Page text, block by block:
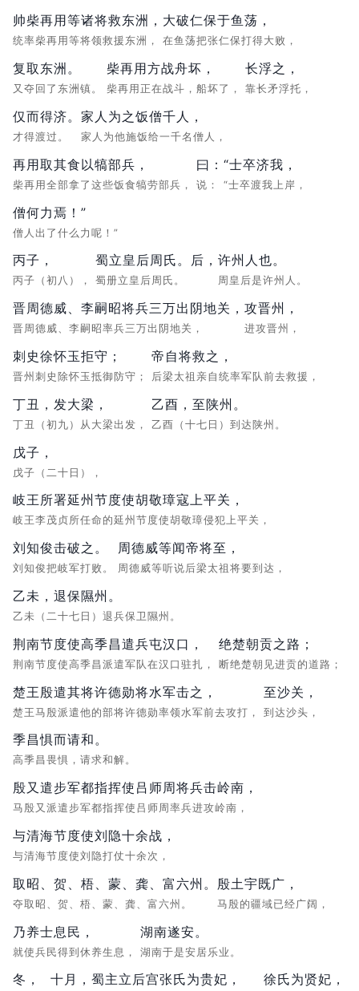
帅柴再用等诸将救东洲，
统率柴再用等将领救援东洲，
大破仁保于鱼荡，
在鱼荡把张仁保打得大败，
复取东洲。
又夺回了东洲镇。
柴再用方战舟坏，
柴再用正在战斗，船坏了，
长浮之，
靠长矛浮托，
仅而得济。
才得渡过。
家人为之饭僧千人，
家人为他施饭给一千名僧人，
再用取其食以犒部兵，
柴再用全部拿了这些饭食犒劳部兵，
曰：
说：
“士卒济我，
“士卒渡我上岸，
僧何力焉！”
僧人出了什么力呢！”
丙子，
丙子（初八），
蜀立皇后周氏。后，
蜀册立皇后周氏。
许州人也。
周皇后是许州人。
晋周德威、李嗣昭将兵三万出阴地关，
晋周德威、李嗣昭率兵三万出阴地关，
攻晋州，
进攻晋州，
刺史徐怀玉拒守；
晋州刺史除怀玉抵御防守；
帝自将救之，
后梁太祖亲自统率军队前去救援，
丁丑，发大梁，
丁丑（初九）从大梁出发，
乙酉，至陕州。
乙酉（十七日）到达陕州。
戊子，
戊子（二十日），
岐王所署延州节度使胡敬璋寇上平关，
岐王李茂贞所任命的延州节度使胡敬璋侵犯上平关，
刘知俊击破之。
刘知俊把岐军打败。
周德威等闻帝将至，
周德威等听说后梁太祖将要到达，
乙未，退保隰州。
乙未（二十七日）退兵保卫隰州。
荆南节度使高季昌遣兵屯汉口，
荆南节度使高季昌派遣军队在汉口驻扎，
绝楚朝贡之路；
断绝楚朝见进贡的道路；
楚王殷遣其将许德勋将水军击之，
楚王马殷派遣他的部将许德勋率领水军前去攻打，
至沙关，
到达沙头，
季昌惧而请和。
高季昌畏惧，请求和解。
殷又遣步军都指挥使吕师周将兵击岭南，
马殷又派遣步军都指挥使吕师周率兵进攻岭南，
与清海节度使刘隐十余战，
与清海节度使刘隐打仗十余次，
取昭、贺、梧、蒙、龚、富六州。
夺取昭、贺、梧、蒙、龚、富六州。
殷土宇既广，
马殷的疆域已经广阔，
乃养士息民，
就使兵民得到休养生息，
湖南遂安。
湖南于是安居乐业。
冬， 十月， 蜀主立后宫张氏为贵妃， 徐氏为贤妃，